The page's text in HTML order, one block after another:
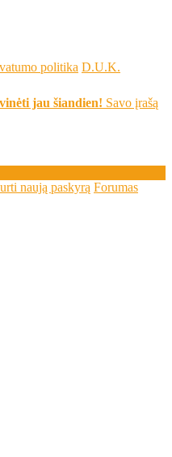
politika D.U.K.
šiandien! Savo įrašą skelbkite
naują paskyrą Forumas